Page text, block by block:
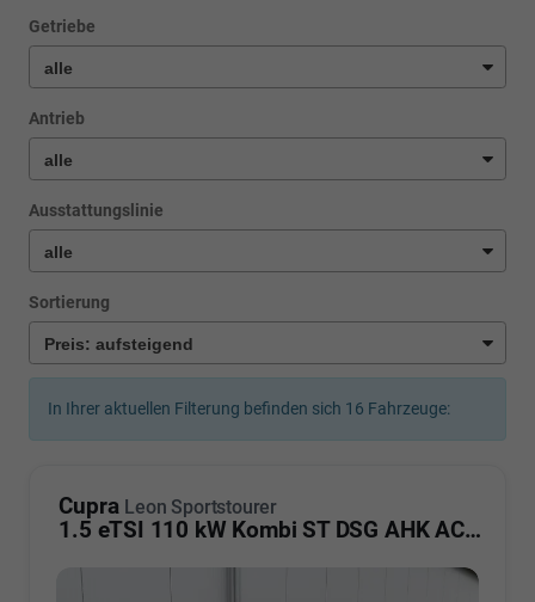
Getriebe
Antrieb
Ausstattungslinie
Sortierung
In Ihrer aktuellen Filterung befinden sich 16 Fahrzeuge:
Cupra Leon Sportstourer
1.5 eTSI 110 kW Kombi ST DSG AHK ACC LED